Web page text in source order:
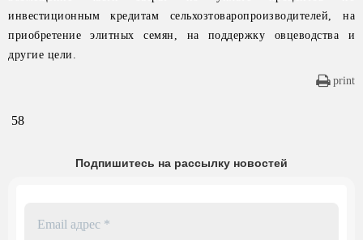
инвестиционным кредитам сельхозтоваропроизводителей, на
приобретение элитных семян, на поддержку овцеводства и
другие цели.
print
58
Подпишитесь на рассылку новостей